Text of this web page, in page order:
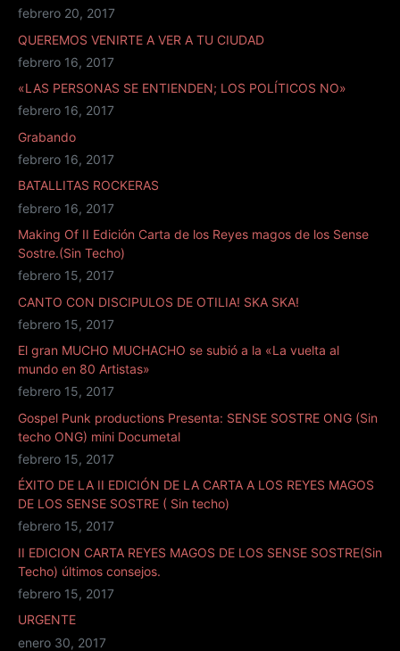
febrero 20, 2017
QUEREMOS VENIRTE A VER A TU CIUDAD
febrero 16, 2017
«LAS PERSONAS SE ENTIENDEN; LOS POLÍTICOS NO»
febrero 16, 2017
Grabando
febrero 16, 2017
BATALLITAS ROCKERAS
febrero 16, 2017
Making Of II Edición Carta de los Reyes magos de los Sense
Sostre.(Sin Techo)
febrero 15, 2017
CANTO CON DISCIPULOS DE OTILIA! SKA SKA!
febrero 15, 2017
El gran MUCHO MUCHACHO se subió a la «La vuelta al
mundo en 80 Artistas»
febrero 15, 2017
Gospel Punk productions Presenta: SENSE SOSTRE ONG (Sin
techo ONG) mini Documetal
febrero 15, 2017
ÉXITO DE LA II EDICIÓN DE LA CARTA A LOS REYES MAGOS
DE LOS SENSE SOSTRE ( Sin techo)
febrero 15, 2017
II EDICION CARTA REYES MAGOS DE LOS SENSE SOSTRE(Sin
Techo) últimos consejos.
febrero 15, 2017
URGENTE
enero 30, 2017